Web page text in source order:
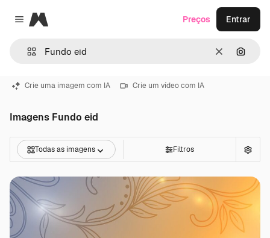
Close menu
Magnific
Limpar
Preços Entrar
Crie uma imagem com IA Crie um vídeo com IA
Imagens Fundo eid
Todas as imagens Filtros